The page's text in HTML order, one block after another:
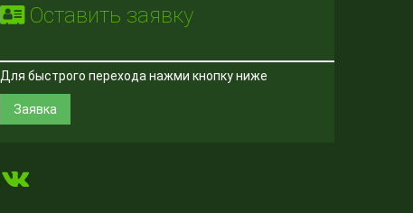
Оставить заявку
Для быстрого перехода нажми кнопку ниже
Заявка